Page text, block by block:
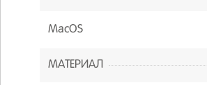
MacOS
МАТЕРИАЛ